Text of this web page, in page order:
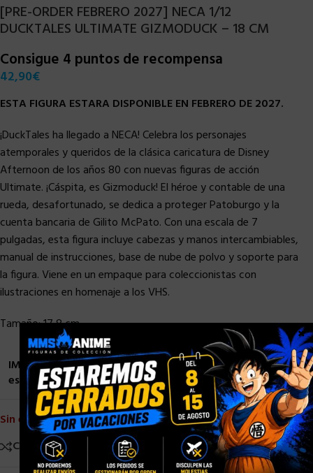
[PRE-ORDER FEBRERO 2027] NECA 1/12
DUCKTALES ULTIMATE GIZMODUCK – 18 CM
Consigue 4 puntos de recompensa
42,90€
ESTA FIGURA ESTARA DISPONIBLE EN FEBRERO DE 2027.
¡DuckTales ha llegado a NECA! Celebra los personajes
atemporales y queridos de la clásica caricatura de Disney
Afternoon de los años 80 con nuevas figuras de acción
Ultimate. ¡Cáspita, es Gizmoduck! El héroe y contable de una
rueda, desafortunado, se dedica a proteger Patoburgo y la
cuenta bancaria de Gilito McPato. Con una escala de 7
pulgadas, esta figura incluye cabezas y manos intercambiables,
manual de instrucciones, base de nube de polvo y soporte para
la figura. Viene en un empaque para coleccionistas con
ilustraciones en homenaje a los VHS.
Tamaño: 17,8 cm
IMPORTANTE: Las fechas de llegada son estimadas y
están sujetas a cambios o retrasos.
Sin existencias
Comparar
Añadir a la lista de deseos
×